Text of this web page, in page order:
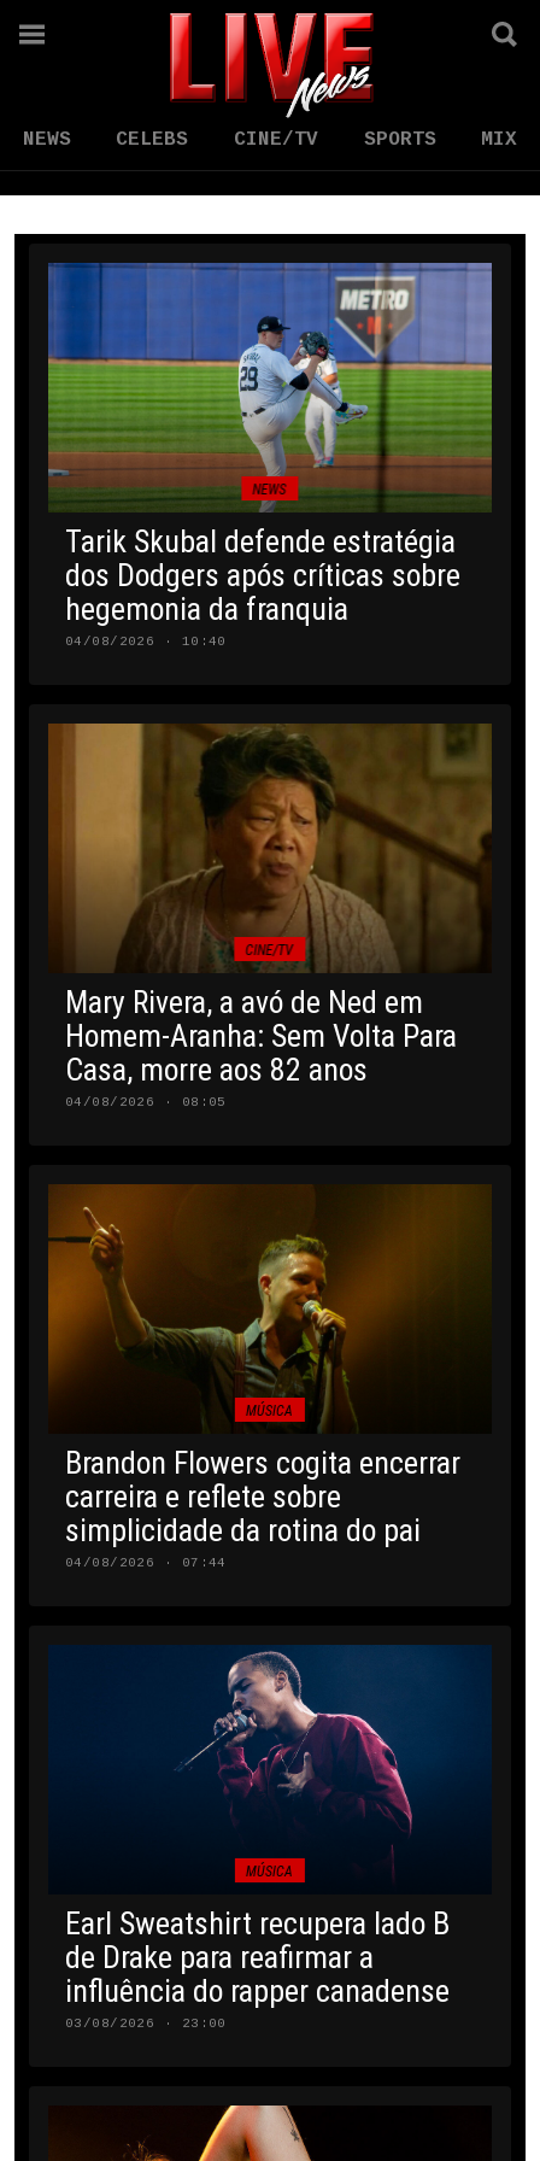
NEWS CELEBS CINE/TV SPORTS MIX
NEWS
Tarik Skubal defende estratégia
dos Dodgers após críticas sobre
hegemonia da franquia
04/08/2026 · 10:40
CINE/TV
Mary Rivera, a avó de Ned em
Homem-Aranha: Sem Volta Para
Casa, morre aos 82 anos
04/08/2026 · 08:05
MÚSICA
Brandon Flowers cogita encerrar
carreira e reflete sobre
simplicidade da rotina do pai
04/08/2026 · 07:44
MÚSICA
Earl Sweatshirt recupera lado B
de Drake para reafirmar a
influência do rapper canadense
03/08/2026 · 23:00